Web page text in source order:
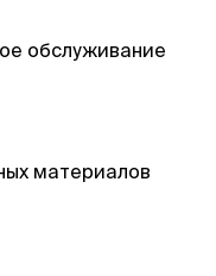
обслуживание
материалов